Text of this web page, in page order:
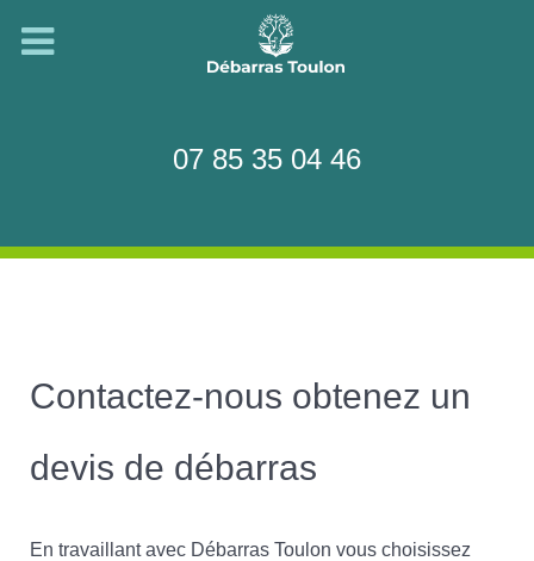
07 85 35 04 46
Contactez-nous obtenez un
devis de débarras
En travaillant avec Débarras Toulon vous choisissez